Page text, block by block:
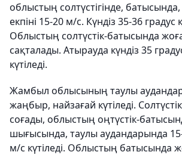
облыстың солтүстігінде,
екпіні 15-20 м/с. Күндіз 35-36
Облыстың солтүстік-батысында
сақталады. Атырауда күндіз 35
күтіледі.
Жамбыл облысының таулы
жаңбыр, найзағай күтіледі.
соғады, облыстың оңтүстік-
шығысында, таулы аудандарында 15-
м/с күтіледі. Облыстың батысында